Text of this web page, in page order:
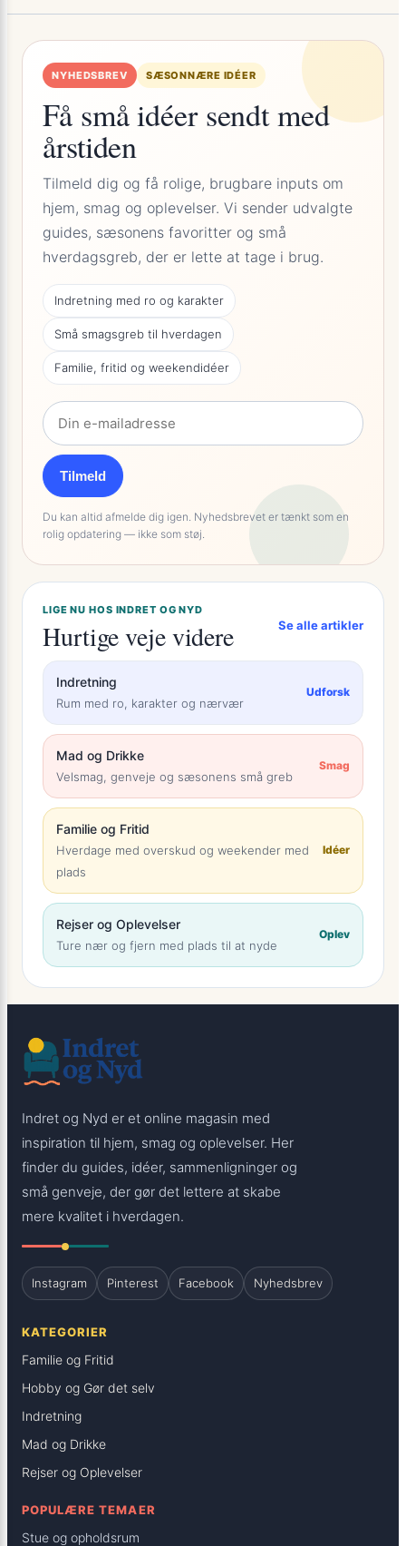
NYHEDSBREV SÆSONNÆRE IDÉER
Få små idéer sendt med
årstiden
Tilmeld dig og få rolige, brugbare inputs om
hjem, smag og oplevelser. Vi sender udvalgte
guides, sæsonens favoritter og små
hverdagsgreb, der er lette at tage i brug.
Indretning med ro og karakter
Små smagsgreb til hverdagen
Familie, fritid og weekendidéer
Tilmeld
Du kan altid afmelde dig igen. Nyhedsbrevet er tænkt som en
rolig opdatering — ikke som støj.
LIGE NU HOS INDRET OG NYD
Hurtige veje videre Se alle artikler
Indretning
Rum med ro, karakter og nærvær
Udforsk
Mad og Drikke
Velsmag, genveje og sæsonens små greb
Smag
Familie og Fritid
Hverdage med overskud og weekender med
plads
Idéer
Rejser og Oplevelser
Ture nær og fjern med plads til at nyde
Oplev
Indret og Nyd er et online magasin med
inspiration til hjem, smag og oplevelser. Her
finder du guides, idéer, sammenligninger og
små genveje, der gør det lettere at skabe
mere kvalitet i hverdagen.
Instagram Pinterest Facebook Nyhedsbrev
KATEGORIER
Familie og Fritid
Hobby og Gør det selv
Indretning
Mad og Drikke
Rejser og Oplevelser
POPULÆRE TEMAER
Stue og opholdsrum